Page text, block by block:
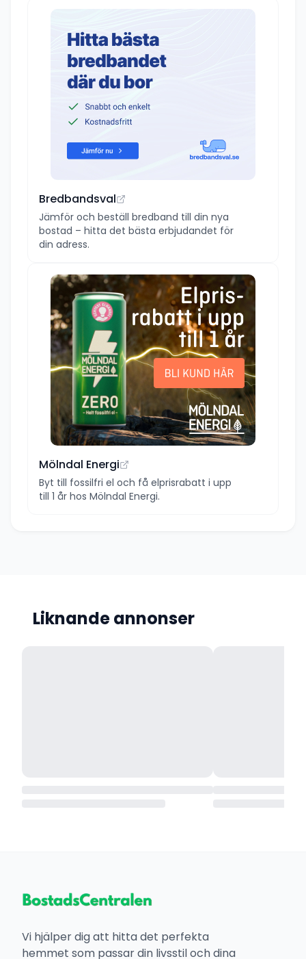
Bredbandsval
Jämför och beställ bredband till din nya
bostad – hitta det bästa erbjudandet för
din adress.
Mölndal Energi
Byt till fossilfri el och få elprisrabatt i upp
till 1 år hos Mölndal Energi.
Liknande annonser
Vi hjälper dig att hitta det perfekta
hemmet som passar din livsstil och dina